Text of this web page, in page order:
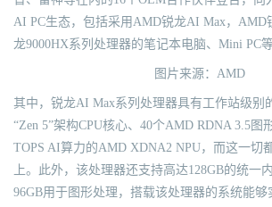
AI PC生态，包括采用AMD锐龙AI Max，AMD
龙9000HX系列处理器的笔记本电脑、Mini PC等
图片来源：AMD
其中，锐龙AI Max系列处理器具有工作站级别
“Zen 5”架构CPU核心、40个AMD RDNA 3.5图
TOPS AI算力的AMD XDNA2 NPU，而这一切
上。此外，该处理器还支持高达128GB的统一
96GB用于图形处理，搭载该处理器的系统能